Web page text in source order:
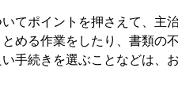
てポイントを押さえて、主
める作業をしたり、書類の
手続きを選ぶことなどは、